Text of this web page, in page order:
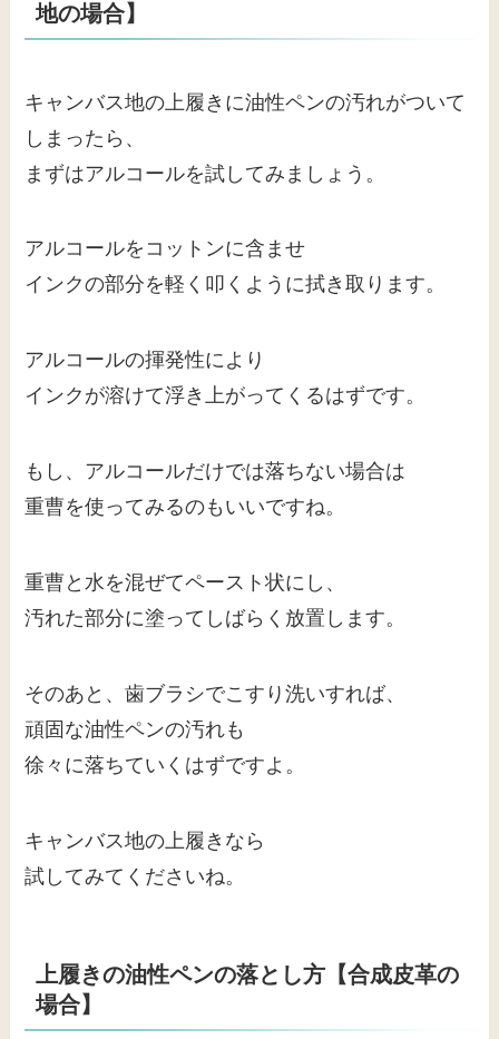
地の場合】
キャンバス地の上履きに油性ペンの汚れがついて
しまったら、
まずはアルコールを試してみましょう。
アルコールをコットンに含ませ
インクの部分を軽く叩くように拭き取ります。
アルコールの揮発性により
インクが溶けて浮き上がってくるはずです。
もし、アルコールだけでは落ちない場合は
重曹を使ってみるのもいいですね。
重曹と水を混ぜてペースト状にし、
汚れた部分に塗ってしばらく放置します。
そのあと、歯ブラシでこすり洗いすれば、
頑固な油性ペンの汚れも
徐々に落ちていくはずですよ。
キャンバス地の上履きなら
試してみてくださいね。
上履きの油性ペンの落とし方【合成皮革の
場合】